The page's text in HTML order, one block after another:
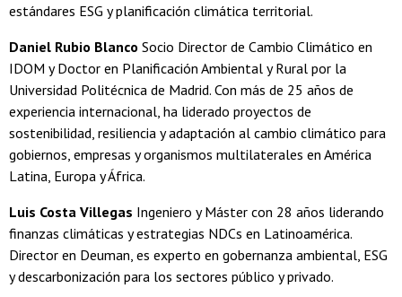
estándares ESG y planificación climática territorial.
Daniel Rubio Blanco Socio Director de Cambio Climático en
IDOM y Doctor en Planificación Ambiental y Rural por la
Universidad Politécnica de Madrid. Con más de 25 años de
experiencia internacional, ha liderado proyectos de
sostenibilidad, resiliencia y adaptación al cambio climático para
gobiernos, empresas y organismos multilaterales en América
Latina, Europa y África.
Luis Costa Villegas Ingeniero y Máster con 28 años liderando
finanzas climáticas y estrategias NDCs en Latinoamérica.
Director en Deuman, es experto en gobernanza ambiental, ESG
y descarbonización para los sectores público y privado.